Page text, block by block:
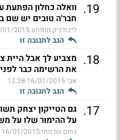
19
. וואלה כחלון הפתעת
חבר'ה טובים יש שם
ליכודניק מופתע2015 12:59
הגב לתגובה זו
18
. מצביע לך אבל היית
את הרשימה כבר
אבי16/01/2015 12:28
הגב לתגובה זו
17
. גם הטייקון יצחק
על ההימור שלו על
נחום שדמתי16/01/2015 11:55